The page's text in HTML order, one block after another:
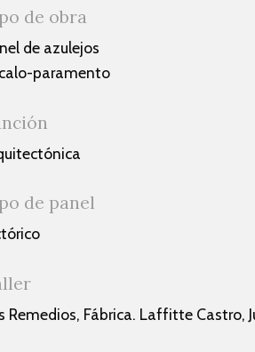
de obra
de azulejos
paramento
de panel
Remedios, Fábrica. Laffitte Castro,